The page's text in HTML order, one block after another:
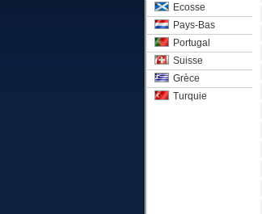
Ecosse
Pays-Bas
Portugal
Suisse
Grèce
Turquie